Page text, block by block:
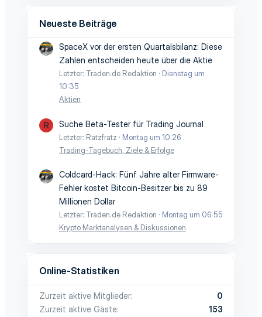
Neueste Beiträge
SpaceX vor der ersten Quartalsbilanz: Diese
Zahlen entscheiden heute über die Aktie
Letzter: Traden.de Redaktion
Dienstag um
10:35
Aktien
R Suche Beta-Tester für Trading Journal
Letzter: Ratzfratz
Montag um 10:26
Trading-Tagebuch, Ziele & Erfolge
Coldcard-Hack: Fünf Jahre alter Firmware-
Fehler kostet Bitcoin-Besitzer bis zu 89
Millionen Dollar
Letzter: Traden.de Redaktion
Montag um 06:55
Krypto Marktanalysen & Diskussionen
Online-Statistiken
Zurzeit aktive Mitglieder
0
Zurzeit aktive Gäste
153